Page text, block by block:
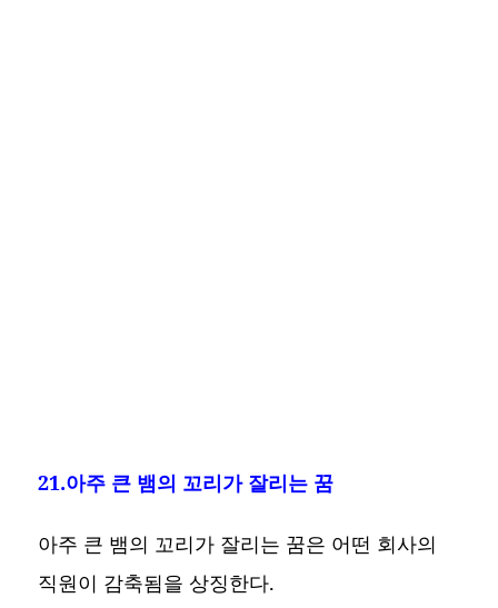
21.아주 큰 뱀의 꼬리가 잘리는 꿈
아주 큰 뱀의 꼬리가 잘리는 꿈은 어떤 회사의
직원이 감축됨을 상징한다.